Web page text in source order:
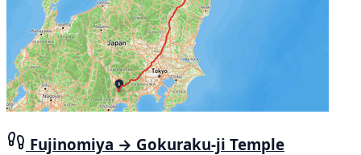
Fujinomiya → Gokuraku-ji Temple